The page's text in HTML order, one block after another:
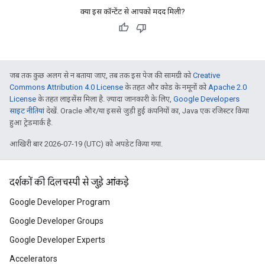
क्या इस कॉन्टेंट से आपको मदद मिली?
जब तक कुछ अलग से न बताया जाए, तब तक इस पेज की सामग्री कोCreative
Commons Attribution 4.0 License के तहत और कोड के नमूनों कोApache 2.0
License के तहत लाइसेंस मिला है. ज़्यादा जानकारी के लिए, Google Developers
साइट नीतियांदेखें. Oracle और/या इससे जुड़ी हुई कंपनियों का, Java एक रजिस्टर किया
हुआ ट्रेडमार्क है.
आखिरी बार 2026-07-19 (UTC) को अपडेट किया गया.
दर्शकों की दिलचस्पी से जुड़े आंकड़े
Google Developer Program
Google Developer Groups
Google Developer Experts
Accelerators